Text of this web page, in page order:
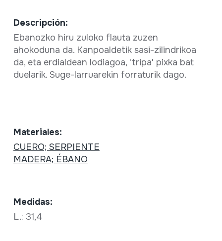
Descripción:
Ebanozko hiru zuloko flauta zuzen
ahokoduna da. Kanpoaldetik sasi-zilindrikoa
da, eta erdialdean lodiagoa, 'tripa' pixka bat
duelarik. Suge-larruarekin forraturik dago.
Materiales:
CUERO; SERPIENTE
MADERA; ÉBANO
Medidas:
L.: 31,4